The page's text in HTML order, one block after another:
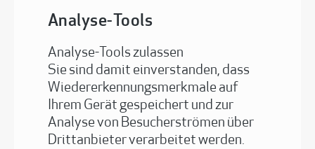
Analyse-Tools
Analyse-Tools zulassen
Sie sind damit einverstanden, dass
Wiedererkennungsmerkmale auf
Ihrem Gerät gespeichert und zur
Analyse von Besucherströmen über
Drittanbieter verarbeitet werden.